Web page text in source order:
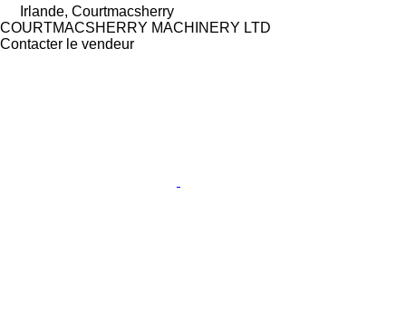
Irlande, Courtmacsherry
COURTMACSHERRY MACHINERY LTD
Contacter le vendeur